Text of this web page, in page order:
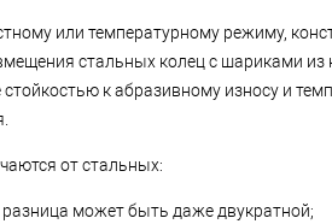
или температурному режиму,
стальных колец с шариками из
к абразивному износу и
от стальных:
может быть даже двукратной;